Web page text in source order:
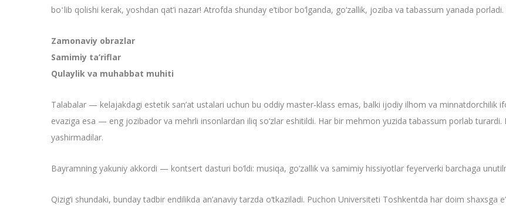
boʻlib qolishi kerak, yoshdan qat’i nazar! Atrofda shunday e’tibor bo‘lganda, go‘zallik, joziba va tabassum yanada
Zamonaviy obrazlar
Samimiy ta’riflar
Qulaylik va muhabbat muhiti
Talabalar — kelajakdagi estetik san’at ustalari uchun bu oddiy master-klass emas, balki ijodiy ilhom va minnatdorchilik
evaziga esa — eng jozibador va mehrli insonlardan iliq so‘zlar eshitildi. Har bir mehmon yuzida tabassum porlab turardi.
yashirmadilar.
Bayramning yakuniy akkordi — kontsert dasturi bo‘ldi: musiqa, go‘zallik va samimiy hissiyotlar feyerverki barchaga
Qizig‘i shundaki, bunday tadbir endilikda an’anaviy tarzda o‘tkaziladi. Puchon Universiteti Toshkentda har doim shaxsga